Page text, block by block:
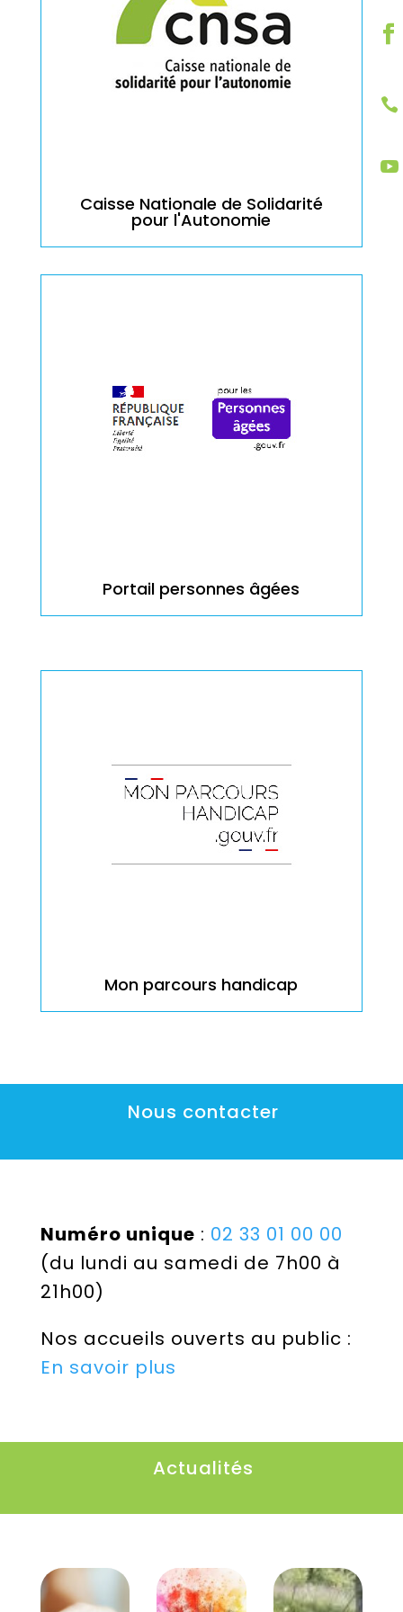


Caisse Nationale de Solidarité
pour l'Autonomie
Portail personnes âgées
Mon parcours handicap
Nous contacter
Numéro unique : 02 33 01 00 00
(du lundi au samedi de 7h00 à
21h00)
Nos accueils ouverts au public :
En savoir plus
Actualités